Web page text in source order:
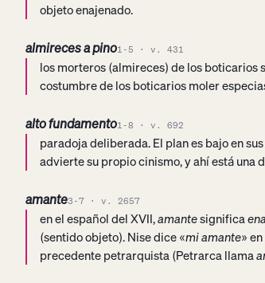
objeto enajenado.
almireces a pino1-5 · v. 431
los morteros (almireces) de los boticarios
costumbre de los boticarios moler
alto fundamento1-8 · v. 692
paradoja deliberada. El plan es bajo en
advierte su propio cinismo, y ahí está una
amante3-7 · v. 2657
en el español del XVII,amantesignifica
(sentido objeto). Nise dice «mi amante»
precedente petrarquista (Petrarca llama